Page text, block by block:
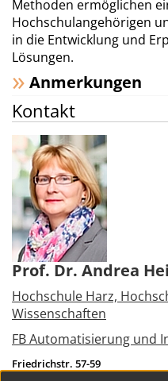
Methoden ermöglichen
Hochschulangehörigen
in die Entwicklung und
Lösungen.
Anmerkungen
Kontakt
Prof. Dr. Andrea
Hochschule Harz,
Wissenschaften
FB Automatisierung und
Friedrichstr. 57-59